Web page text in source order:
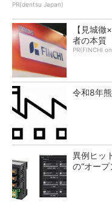
PR(dentsu Japan)
【見城
者の本質
PR(FINCHI
令和8年
異例ヒッ
の“オー